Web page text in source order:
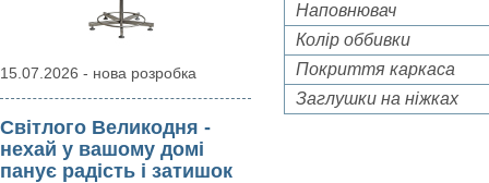
15.07.2026 - нова розробка
Світлого Великодня -
нехай у вашому домі
панує радість і затишок
Наповнювач
Колір оббивки
Покриття каркаса
Заглушки на ніжках